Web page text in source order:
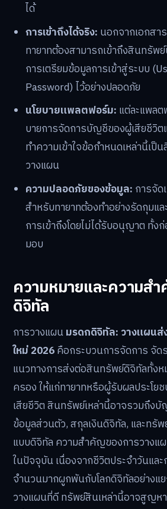
ได้
การเข้าถึงได้จริง: นอกจากเอกสา
ทายาทต้องสามารถเข้าถึงสินทรัพ
การเตรียมข้อมูลการเข้าสู่ระบบ
Password) ไว้อย่างปลอดภัย
นโยบายแพลตฟอร์ม: แต่ละแพล
บายการจัดการบัญชีของผู้เสียชีวิต
ทำความเข้าใจข้อกำหนดเหล่านี้เ
วางแผน
ความปลอดภัยของข้อมูล: การจั
สำหรับทายาทต้องทำอย่างรัดกุมแ
การเข้าถึงโดยไม่ได้รับอนุญาต ทั้ง
มอบ
ความหมายและความส
ดิจิทัล
การวางแผนมรดกดิจิทัล: วางแผน
ใหม่ 2026คือกระบวนการจัดการ จัด
แนวทางการส่งต่อสินทรัพย์ดิจิทัลทั้ง
ครอง ให้แก่ทายาทหรือผู้รับผลประโย
เสียชีวิต สินทรัพย์เหล่านี้อาจรวมถึง
ข้อมูลส่วนตัว, สกุลเงินดิจิทัล, และท
แบบดิจิทัล ความสำคัญของการวางแ
ในปัจจุบัน เนื่องจากชีวิตประจำวันแล
จำนวนมากผูกพันกับโลกดิจิทัลอย่างแ
วางแผนที่ดี ทรัพย์สินเหล่านี้อาจสูญห